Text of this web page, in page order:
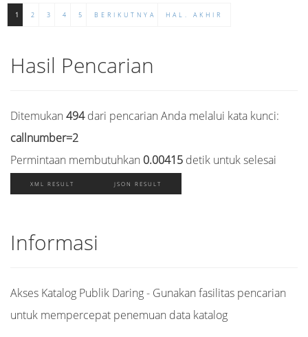
1 2 3 4 5 BERIKUTNYA HAL. AKHIR
Hasil Pencarian
Ditemukan 494dari pencarian Anda melalui kata kunci:
callnumber=2
Permintaan membutuhkan 0.00415 detik untuk selesai
XML RESULT JSON RESULT
Informasi
Akses Katalog Publik Daring - Gunakan fasilitas pencarian
untuk mempercepat penemuan data katalog